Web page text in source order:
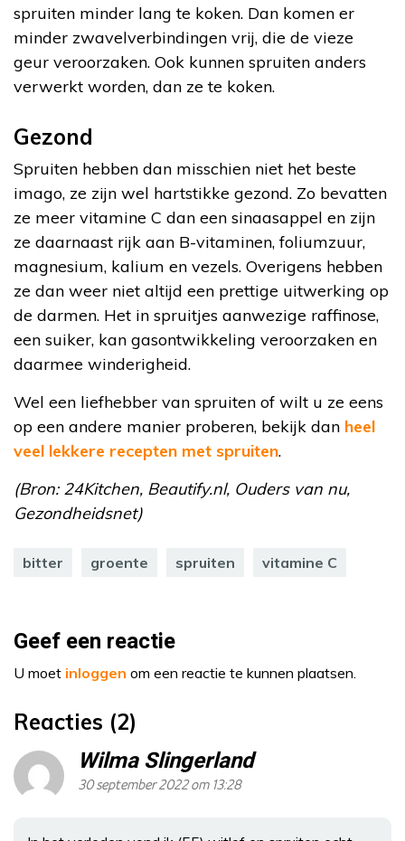
spruiten minder lang te koken. Dan komen er
minder zwavelverbindingen vrij, die de vieze
geur veroorzaken. Ook kunnen spruiten anders
verwerkt worden, dan ze te koken.
Gezond
Spruiten hebben dan misschien niet het beste
imago, ze zijn wel hartstikke gezond. Zo bevatten
ze meer vitamine C dan een sinaasappel en zijn
ze daarnaast rijk aan B-vitaminen, foliumzuur,
magnesium, kalium en vezels. Overigens hebben
ze dan weer niet altijd een prettige uitwerking op
de darmen. Het in spruitjes aanwezige raffinose,
een suiker, kan gasontwikkeling veroorzaken en
daarmee winderigheid.
Wel een liefhebber van spruiten of wilt u ze eens
op een andere manier proberen, bekijk dan heel
veel lekkere recepten met spruiten.
(Bron: 24Kitchen, Beautify.nl, Ouders van nu,
Gezondheidsnet)
bitter groente spruiten vitamine C
Geef een reactie
U moet inloggen om een reactie te kunnen plaatsen.
Reacties (2)
Wilma Slingerland
30 september 2022 om 13:28